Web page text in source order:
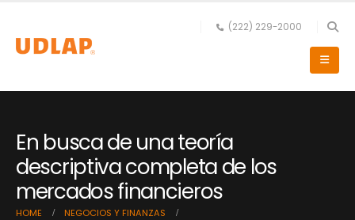
(222) 229-2000
En busca de una teoría
descriptiva completa de los
mercados financieros
HOME
NEGOCIOS Y FINANZAS